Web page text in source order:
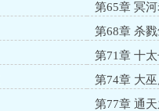
第65章 冥
第68章 杀
第71章 十
第74章 大
第77章 通